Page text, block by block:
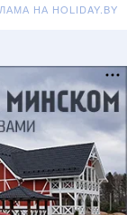
НА HOLIDAY.BY